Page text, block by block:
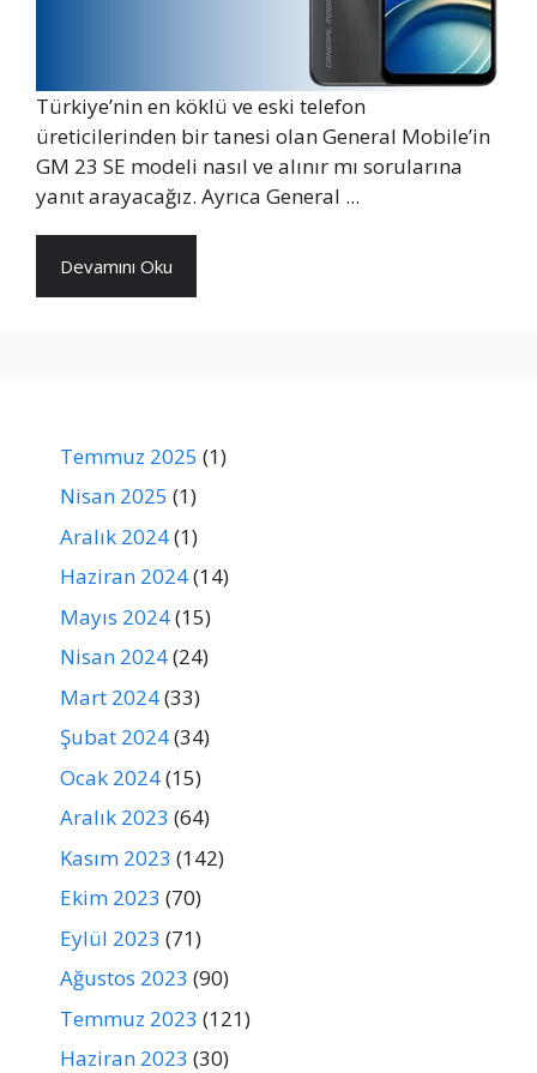
Türkiye’nin en köklü ve eski telefon
üreticilerinden bir tanesi olan General Mobile’in
GM 23 SE modeli nasıl ve alınır mı sorularına
yanıt arayacağız. Ayrıca General ...
Devamını Oku
Temmuz 2025 (1)
Nisan 2025 (1)
Aralık 2024(1)
Haziran 2024(14)
Mayıs 2024(15)
Nisan 2024(24)
Mart 2024(33)
Şubat 2024(34)
Ocak 2024(15)
Aralık 2023 (64)
Kasım 2023 (142)
Ekim 2023 (70)
Eylül 2023 (71)
Ağustos 2023 (90)
Temmuz 2023 (121)
Haziran 2023 (30)